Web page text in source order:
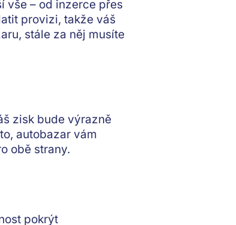
vše – od inzerce přes
provizi, takže váš
stále za něj musíte
zisk bude výrazně
autobazar vám
obě strany.
pokrýt